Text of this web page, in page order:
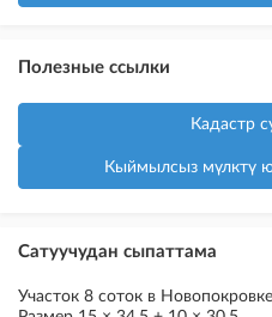
Полезные ссылки
Кадастр
Кыймылсыз мүлктү
Сатуучудан сыпаттама
Участок 8 соток в Новопокровке